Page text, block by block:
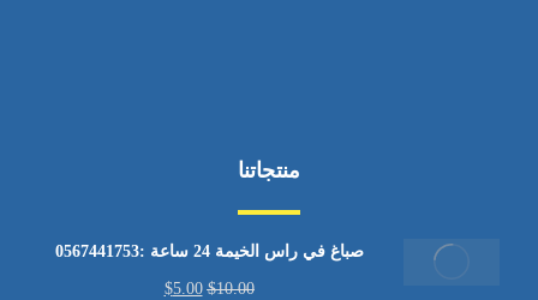
منتجاتنا
صباغ في راس الخيمة 24 ساعة :0567441753
$10.00
$5.00